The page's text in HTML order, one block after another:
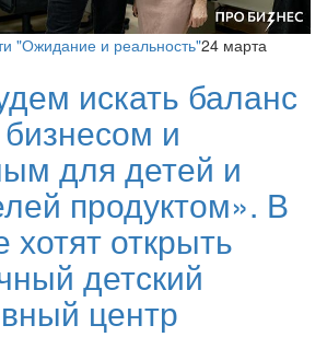
"Ожидание и реальность"24 марта
искать баланс
и
для детей и
продуктом». В
хотят открыть
детский
центр